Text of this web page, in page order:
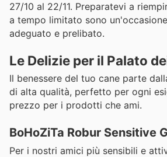
27/10 al 22/11. Preparatevi a
a tempo limitato sono
adeguato e prelibato.
Le Delizie per il Palato
Il benessere del tuo cane parte
di alta qualità, perfetto per ogni
prezzo per i prodotti che ami.
BoHoZiTa Robur Sensitive
Per i nostri amici più sensibili e